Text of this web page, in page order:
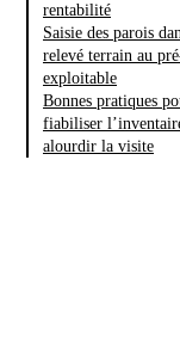
rentabilité
Saisie des parois
relevé terrain au
exploitable
Bonnes pratiques
fiabiliser
alourdir la visite